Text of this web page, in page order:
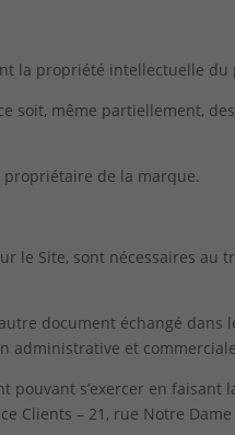
la propriété intellectuelle
soit, même partiellement,
de la marque.
le Site, sont nécessaires au
document échangé dans
administrative et
s’exercer en faisant
Clients – 21, rue Notre Dame